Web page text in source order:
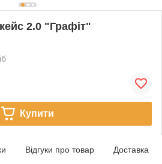
2.0 "Графіт"
Купити
Відгуки про товар Доставка